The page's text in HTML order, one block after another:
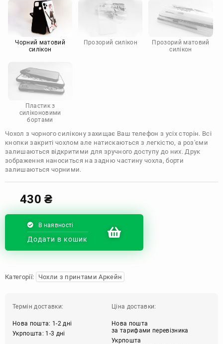
Motorola
Чорний матовий
силікон
Прозорий силікон
Прозорий матовий
силікон
Пластик з
силіконовими
бортами
Чохол з чорного силікону захищає Ваш телефон з усіх сторін. Всі
кнопки закриті чохлом але натискаються з легкістю, а роз'єми
залишаються відкритими для зручного доступу до них. Друк
зображення наноситься на задню частину чохла, борти
залишаються чорними.
430₴
В наявності
Додати в кошик
Категорії: Чохли з принтами Аркейн
Термін доставки:
Нова пошта: 1-2 дні
Укрпошта: 1-3 дні
Ціна доставки:
Нова пошта
за тарифами перевізника
Укрпошта